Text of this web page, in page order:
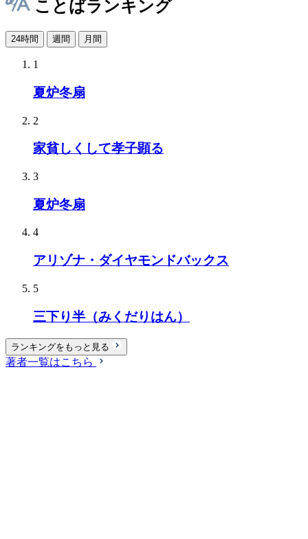
ことばランキング
24時間 週間 月間
1
夏炉冬扇
2
家貧しくして孝子顕る
3
夏炉冬扇
4
アリゾナ・ダイヤモンドバックス
5
三下り半（みくだりはん）
ランキングをもっと見る
著者一覧はこちら